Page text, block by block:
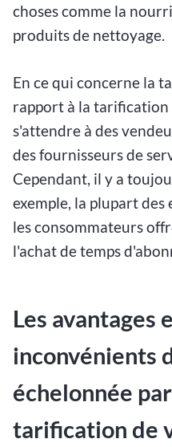
choses comme la
produits de nettoyage.
En ce qui concerne la
rapport à la
s'attendre à des
des fournisseurs de
Cependant, il y a
exemple, la plupart des
les consommateurs
l'achat de temps
Les avantages
inconvénients
échelonnée
tarification de